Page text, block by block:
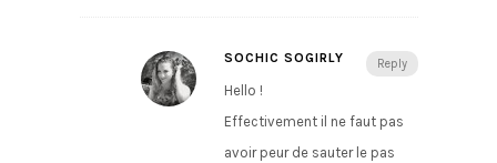
Reply
SOCHIC SOGIRLY
Hello !
Effectivement il ne faut pas
avoir peur de sauter le pas